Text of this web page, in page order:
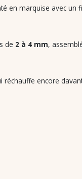
en marquise avec un
de 2 à 4 mm,
réchauffe encore